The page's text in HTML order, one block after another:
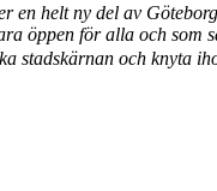
en helt ny del av
öppen för alla och
stadskärnan och knyta